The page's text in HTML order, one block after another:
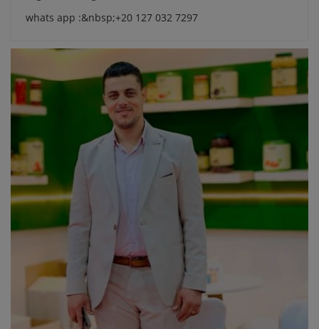
whats app :&nbsp;+20 127 032 7297